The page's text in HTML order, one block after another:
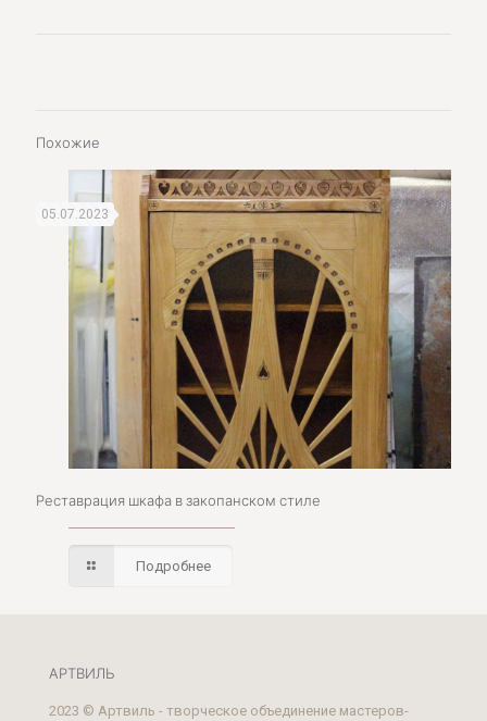
Похожие
05.07.2023
Реставрация шкафа в закопанском стиле
Подробнее
АРТВИЛЬ
2023 © Артвиль - творческое объединение мастеров-